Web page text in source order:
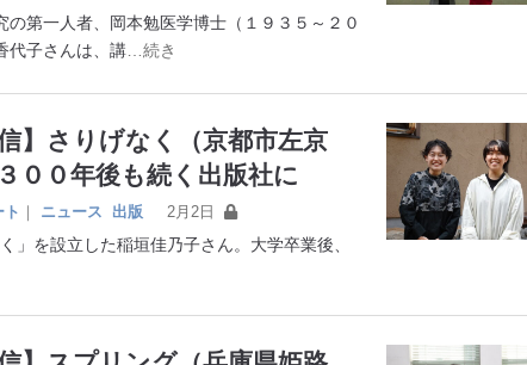
第一人者、岡本勉医学博士（１９３５～２０
代子さんは、講 …続き
】さりげなく（京都市左京
００年後も続く出版社に
ト ｜ ニュース 出版 2月2日
を設立した稲垣佳乃子さん。大学卒業後、